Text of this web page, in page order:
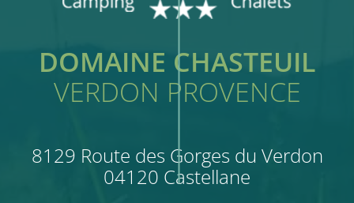
DOMAINE CHASTEUIL
VERDON PROVENCE
8129 Route des Gorges du Verdon
04120 Castellane